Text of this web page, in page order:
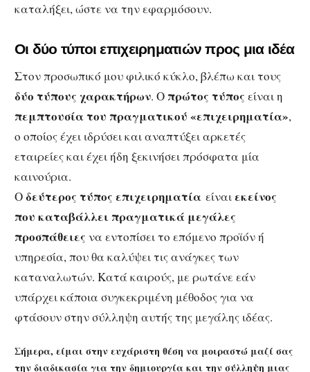
καταλήξει, ώστε να την εφαρμόσουν.
Οι δύο τύποι επιχειρηματιών προς μια ιδέα
Στον προσωπικό μου φιλικό κύκλο, βλέπω και τους
δύο τύπους χαρακτήρων. Οπρώτος τύπος είναι η
πεμπτουσία του πραγματικού «επιχειρηματία»,
ο οποίος έχει ιδρύσει και αναπτύξει αρκετές
εταιρείες και έχει ήδη ξεκινήσει πρόσφατα μία
καινούρια.
Οδεύτερος τύπος επιχειρηματία είναιεκείνος
που καταβάλλει πραγματικά μεγάλες
προσπάθειες να εντοπίσει το επόμενο προϊόν ή
υπηρεσία, που θα καλύψει τις ανάγκες των
καταναλωτών. Κατά καιρούς, με ρωτάνε εάν
υπάρχει κάποια συγκεκριμένη μέθοδος για να
φτάσουν στην σύλληψη αυτής της μεγάλης ιδέας.
Σήμερα, είμαι στην ευχάριστη θέση να μοιραστώ μαζί σας
την διαδικασία για την δημιουργία και την σύλληψη μιας